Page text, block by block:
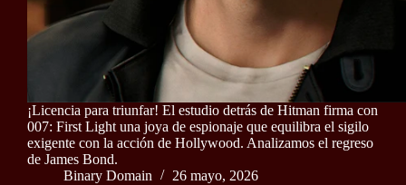
¡Licencia para triunfar! El estudio detrás de Hitman firma con
007: First Light una joya de espionaje que equilibra el sigilo
exigente con la acción de Hollywood. Analizamos el regreso
de James Bond.
Binary Domain
26 mayo, 2026